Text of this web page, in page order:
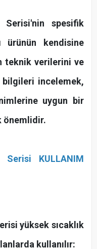
Serisi'nin spesifik
ürünün kendisine
teknik verilerini ve
bilgileri incelemek,
uygun bir
önemlidir.
Serisi KULLANIM
yüksek sıcaklık
kullanılır: